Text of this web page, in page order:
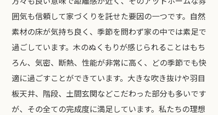
囲気も信頼して家づくりを託せた要因の一つです。自然
素材の床が気持ち良く、季節を問わず家の中では素足で
過ごしています。木のぬくもりが感じられることはもち
ろん、気密、断熱、性能が非常に高く、どの季節でも快
適に過ごすことができています。大きな吹き抜けや羽目
板天井、階段、土間玄関などこだわった部分も多いです
が、その全ての完成度に満足しています。私たちの理想